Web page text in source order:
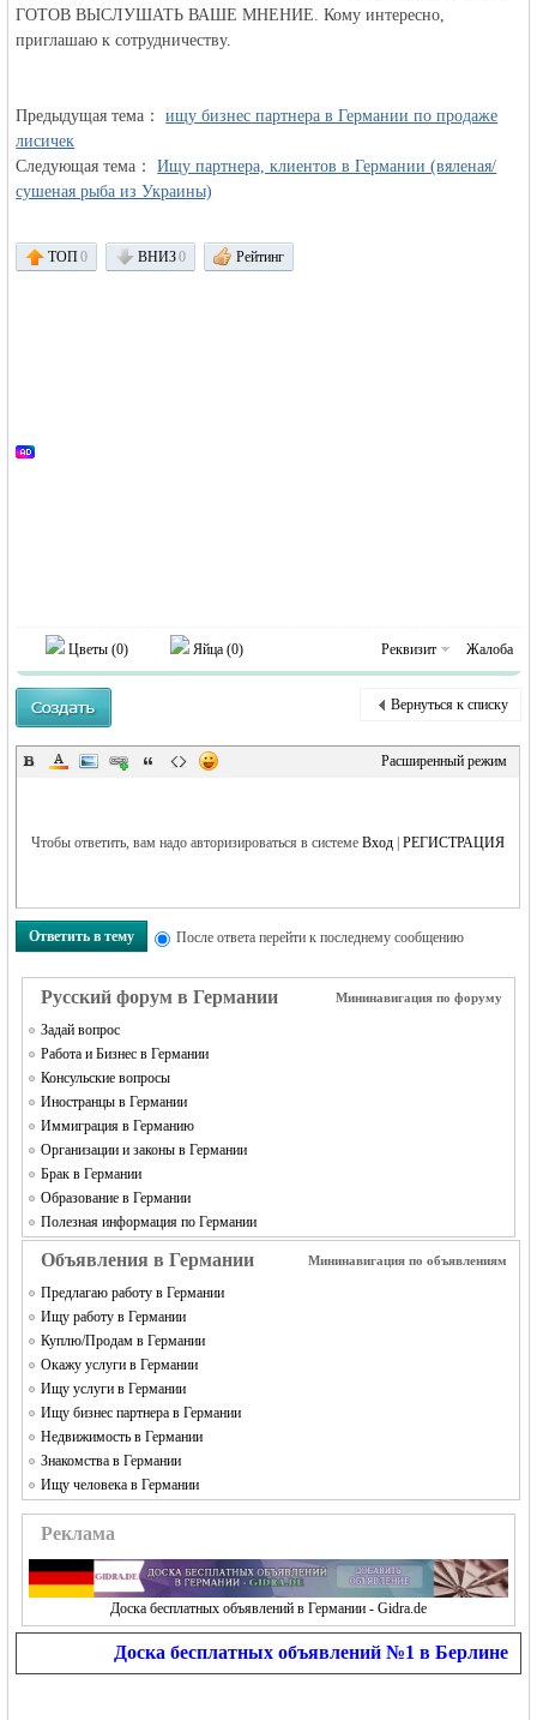
объявления в
RU
ГОТОВ ВЫСЛУШАТЬ ВАШЕ МНЕНИЕ. Кому интересно,
приглашаю к сотрудничеству.
Предыдущая тема：ищу бизнес партнера в Германии по продаже
лисичек
Следующая тема：Ищу партнера, клиентов в Германии (вяленая/
сушеная рыба из Украины)
ТОП0 ВНИЗ0 Рейтинг
Цветы (0) Яйца (0) Реквизит Жалоба
Вернуться к списку
Расширенный режим
Чтобы ответить, вам надо авторизироваться в системеВход |РЕГИСТРАЦИЯ
Ответить в тему После ответа перейти к последнему сообщению
Русский форум в Германии Мининавигация по форуму
Задай вопрос
Работа и Бизнес в Германии
Консульские вопросы
Иностранцы в Германии
Иммиграция в Германию
Организации и законы в Германии
Брак в Германии
Образование в Германии
Полезная информация по Германии
Объявления в Германии Мининавигация по объявлениям
Предлагаю работу в Германии
Ищу работу в Германии
Куплю/Продам в Германии
Окажу услуги в Германии
Ищу услуги в Германии
Ищу бизнес партнера в Германии
Недвижимость в Германии
Знакомства в Германии
Ищу человека в Германии
Реклама
Доска бесплатных объявлений в Германии - Gidra.de
Доска бесплатных объявлений №1 в Берлине